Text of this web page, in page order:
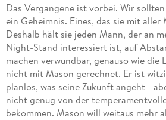
Das Vergangene ist vorbei. Wir
ein Geheimnis. Eines, das sie mit
Deshalb hält sie jeden Mann, der an
Night-Stand interessiert ist, auf
machen verwundbar, genauso wie die
nicht mit Mason gerechnet. Er ist
planlos, was seine Zukunft angeht -
nicht genug von der
bekommen. Mason will weitaus mehr